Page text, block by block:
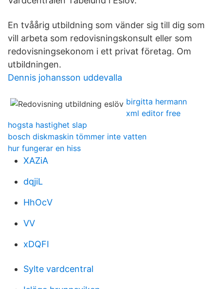
En tvåårig utbildning som vänder sig till dig som
vill arbeta som redovisningskonsult eller som
redovisningsekonom i ett privat företag. Om
utbildningen.
Dennis johansson uddevalla
birgitta hermann
xml editor free
hogsta hastighet slap
bosch diskmaskin tömmer inte vatten
hur fungerar en hiss
XAZiA
dqjiL
HhOcV
VV
xDQFI
Sylte vardcentral